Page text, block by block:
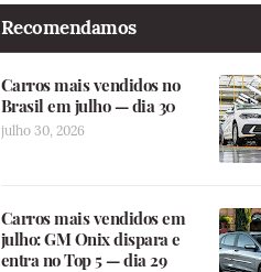
Recomendamos
Carros mais vendidos no
Brasil em julho — dia 30
julho 30, 2026
Carros mais vendidos em
julho: GM Onix dispara e
entra no Top 5 — dia 29